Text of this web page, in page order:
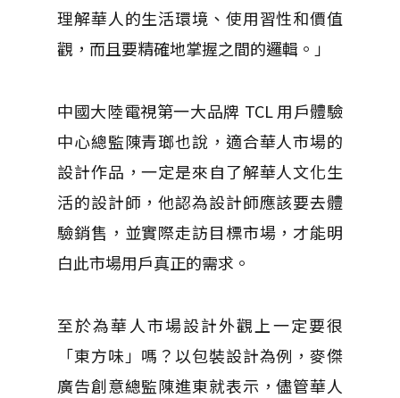
理解華人的生活環境、使用習性和價值
觀，而且要精確地掌握之間的邏輯。」
中國大陸電視第一大品牌 TCL 用戶體驗
中心總監陳青瑯也說，適合華人市場的
設計作品，一定是來自了解華人文化生
活的設計師，他認為設計師應該要去體
驗銷售，並實際走訪目標市場，才能明
白此市場用戶真正的需求。
至於為華人市場設計外觀上一定要很
「東方味」嗎？以包裝設計為例，麥傑
廣告創意總監陳進東就表示，儘管華人